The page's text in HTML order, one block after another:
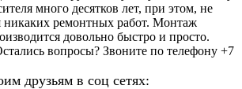
много десятков лет, при этом, не
никаких ремонтных работ. Монтаж
довольно быстро и просто.
вопросы? Звоните по телефону +7
друзьям в соц сетях: